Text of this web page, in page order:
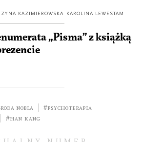
KAZIMIEROWSKA KAROLINA LEWESTAM
„Pisma” z książką
Nobla
#psychoterapia
#Han Kang